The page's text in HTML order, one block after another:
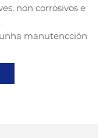
non corrosivos e
manutencción